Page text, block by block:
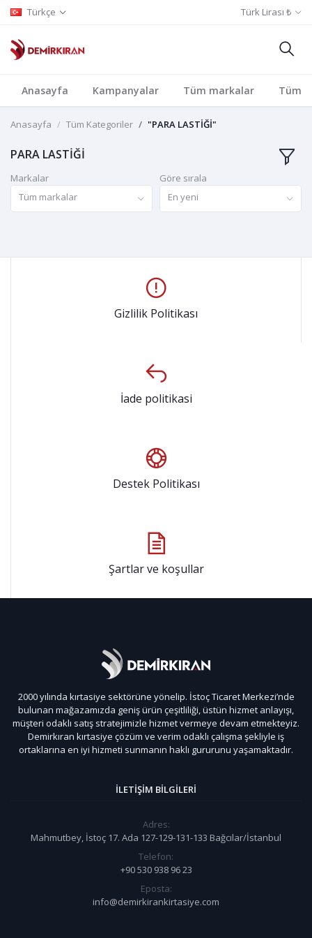
Türkçe Türk Lirası ₺
Anasayfa Kampanyalar Tüm markalar Tüm
Anasayfa Tüm Kategoriler "PARA LASTİĞİ"
PARA LASTİĞİ
Markalar
Tüm markalar
Göre sırala
En yeni
Gizlilik Politikası
İade politikasi
Destek Politikası
Şartlar ve koşullar
2000 yılında kırtasiye sektörüne yönelip. İstoç Ticaret Merkezi’nde
bulunan mağazamızda geniş ürün çeşitliliği, üstün hizmet anlayışı,
müşteri odaklı satış stratejimizle hizmet vermeye devam etmekteyiz.
Demirkıran kırtasiye çözüm ve verim odaklı çalışma şekliyle iş
ortaklarına en iyi hizmeti sunmanın haklı gururunu yaşamaktadır.
İLETIŞIM BILGILERI
Adres:
Mahmutbey, İstoç 17. Ada 127-129-131-133 Bağcılar/İstanbul
Telefon:
+90 530 938 96 23
Eposta:
info@demirkirankirtasiye.com